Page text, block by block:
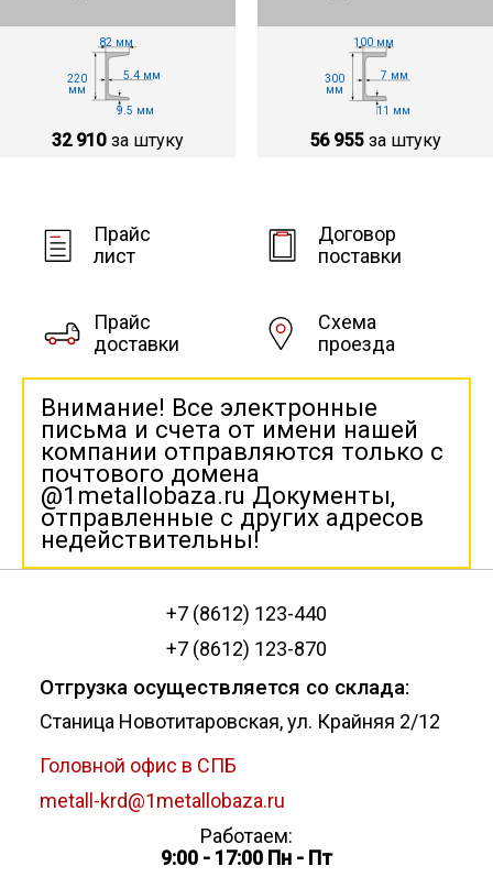
82 мм
220
мм
5.4 мм
9.5 мм
32 910 за штуку
100 мм
300
мм
7 мм
11 мм
56 955 за штуку
Прайс
лист
Договор
поставки
Прайс
доставки
Схема
проезда
Внимание! Все электронные
письма и счета от имени нашей
компании отправляются только с
почтового домена
@1metallobaza.ru Документы,
отправленные с других адресов
недействительны!
+7 (8612) 123-440
+7 (8612) 123-870
Отгрузка осуществляется со склада:
Станица Новотитаровская, ул. Крайняя 2/12
Головной офис в СПБ
metall-krd@1metallobaza.ru
Работаем:
9:00 - 17:00 Пн - Пт